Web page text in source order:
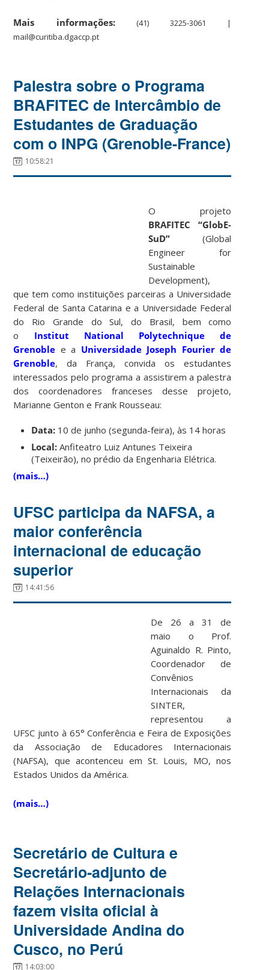
Mais informações:(41) 3225-3061 |
mail@curitiba.dgaccp.pt
Palestra sobre o Programa
BRAFITEC de Intercâmbio de
Estudantes de Graduação
com o INPG (Grenoble-France)
10:58:21
O projeto
BRAFITEC “GlobE-
SuD”
(Global
Engineer for
Sustainable
Development),
que tem como instituições parceiras a Universidade
Federal de Santa Catarina e a Universidade Federal
do Rio Grande do Sul, do Brasil, bem como
o Institut National Polytechnique de
Grenoble e a Universidade Joseph Fourier de
Grenoble, da França, convida os estudantes
interessados pelo programa a assistirem a palestra
dos coordenadores franceses desse projeto,
Marianne Genton e Frank Rousseau:
Data: 10 de junho (segunda-feira), às 14 horas
Local: Anfiteatro Luiz Antunes Teixeira
(Teixeirão), no prédio da Engenharia Elétrica.
(mais…)
UFSC participa da NAFSA, a
maior conferência
internacional de educação
superior
14:41:56
De 26 a 31 de
maio o Prof.
Aguinaldo R. Pinto,
Coordenador de
Convênios
Internacionais da
SINTER,
representou a
UFSC junto à 65° Conferência e Feira de Exposições
da Associação de Educadores Internacionais
(NAFSA), que acontenceu em St. Louis, MO, nos
Estados Unidos da América.
(mais…)
Secretário de Cultura e
Secretário-adjunto de
Relações Internacionais
fazem visita oficial à
Universidade Andina do
Cusco, no Perú
14:03:00